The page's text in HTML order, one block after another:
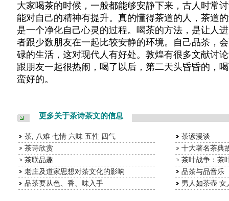
大家喝茶的时候，一般都能够安静下来，古人时常
能对自己的精神有提升。真的懂得茶道的人，茶道
是一个净化自己心灵的过程。喝茶的方法，是让人
者跟少数朋友在一起比较安静的环境。自己品茶，
碌的生活，这对现代人有好处。敦煌有很多文献讨
跟朋友一起很热闹，喝了以后，第二天头昏昏的，
蛮好的。
更多关于茶诗茶文的信息
茶, 八难 七情 六味 五性 四气
茶谚漫谈
茶诗欣赏
十大著名茶典
茶联品趣
茶叶战争：茶
老庄及道家思想对茶文化的影响
品茶与品音乐
品茶要从色、香、味入手
男人如茶壶 女